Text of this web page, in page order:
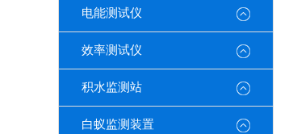
电能测试仪
效率测试仪
积水监测站
白蚁监测装置